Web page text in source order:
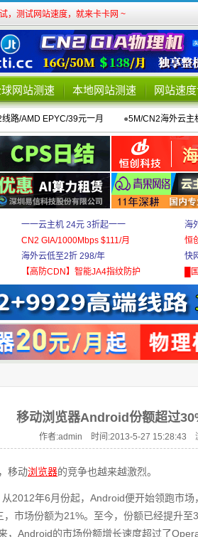
，测试网站速度，就来卡卡网 ~
网站测速 本地网站测速 网站速
路/AMD EPYC/39元一月 ●5M/CN2海外云主
一一云主机 24元 3折起一一
CN2 GIA/1000Mbps $111/月
海外云低至2折 298/年
【高防CDN】智能JA4指纹防护
海
恒
快
█
移动浏览器Android份额超过
作者:admin 时间:2013-5-27 15:28:43
移动浏览器的竞争也越来越激烈。
2012年6月份起，Android便开始领跑市
市场份额为21%。至今，份额已经提升
，Android的市场份额增长速度超过了